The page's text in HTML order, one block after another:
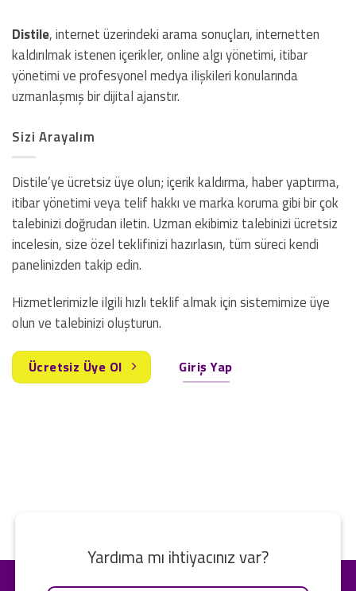
Distile, internet üzerindeki arama sonuçları, internetten
kaldırılmak istenen içerikler, online algı yönetimi, itibar
yönetimi ve profesyonel medya ilişkileri konularında
uzmanlaşmış bir dijital ajanstır.
Sizi Arayalım
Distile’ye ücretsiz üye olun; içerik kaldırma, haber yaptırma,
itibar yönetimi veya telif hakkı ve marka koruma gibi bir çok
talebinizi doğrudan iletin. Uzman ekibimiz talebinizi ücretsiz
incelesin, size özel teklifinizi hazırlasın, tüm süreci kendi
panelinizden takip edin.
Hizmetlerimizle ilgili hızlı teklif almak için sistemimize üye
olun ve talebinizi oluşturun.
Ücretsiz Üye Ol Giriş Yap
Yardıma mı ihtiyacınız var?